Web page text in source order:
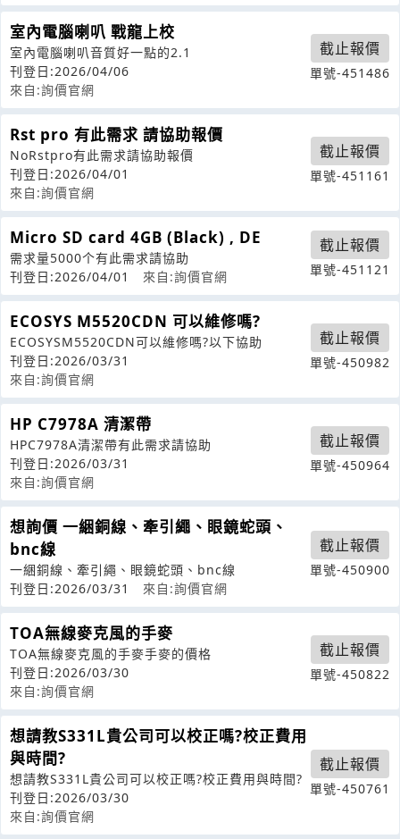
室內電腦喇叭 戰龍上校
室內電腦喇叭音質好一點的2.1
刊登日:2026/04/06
來自:詢價官網
截止報價
單號-451486
Rst pro 有此需求 請協助報價
NoRstpro有此需求請協助報價
刊登日:2026/04/01
來自:詢價官網
截止報價
單號-451161
Micro SD card 4GB (Black) , DE
需求量5000个有此需求請協助
刊登日:2026/04/01
來自:詢價官網
截止報價
單號-451121
ECOSYS M5520CDN 可以維修嗎?
ECOSYSM5520CDN可以維修嗎?以下協助
刊登日:2026/03/31
來自:詢價官網
截止報價
單號-450982
HP C7978A 清潔帶
HPC7978A清潔帶有此需求請協助
刊登日:2026/03/31
來自:詢價官網
截止報價
單號-450964
想詢價 一綑銅線、牽引繩、眼鏡蛇頭、
bnc線
一綑銅線、牽引繩、眼鏡蛇頭、bnc線
刊登日:2026/03/31
來自:詢價官網
截止報價
單號-450900
TOA無線麥克風的手麥
TOA無線麥克風的手麥手麥的價格
刊登日:2026/03/30
來自:詢價官網
截止報價
單號-450822
想請教S331L貴公司可以校正嗎?校正費用
與時間?
想請教S331L貴公司可以校正嗎?校正費用與時間?
刊登日:2026/03/30
來自:詢價官網
截止報價
單號-450761